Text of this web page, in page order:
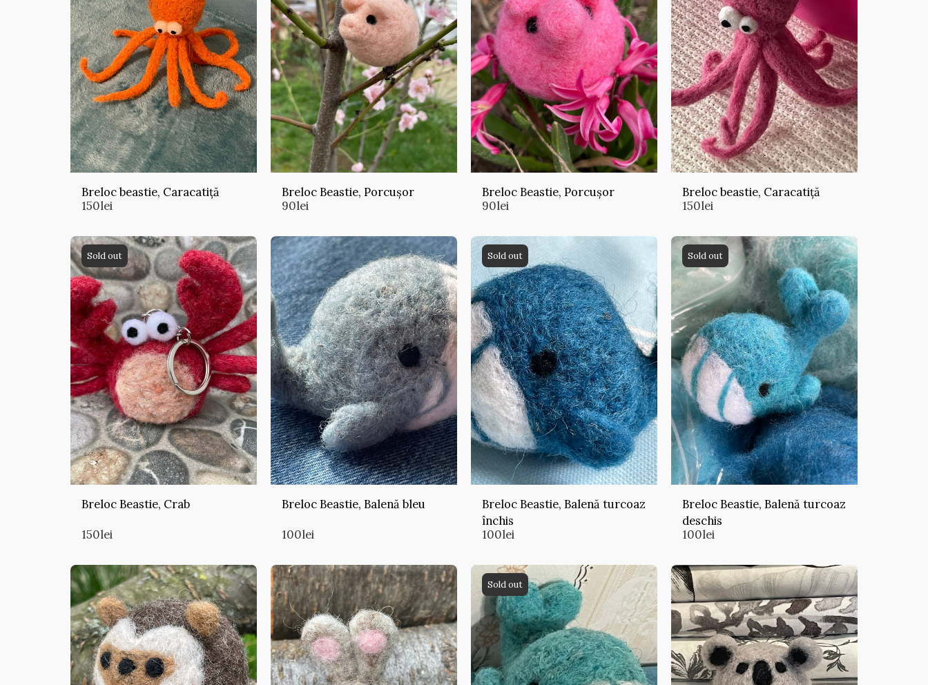
Breloc beastie, Caracatiță
150lei
Breloc Beastie, Porcușor
90lei
Breloc Beastie, Porcușor
90lei
Breloc beastie, Caracatiță
150lei
Sold out
Breloc Beastie, Crab
150lei
Breloc Beastie, Balenă bleu
100lei
Sold out
Breloc Beastie, Balenă turcoaz
închis
100lei
Sold out
Breloc Beastie, Balenă turcoaz
deschis
100lei
Sold out